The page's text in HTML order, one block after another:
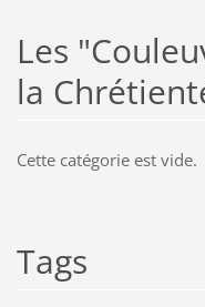
Les
la
Cette catégorie est vide.
Tags